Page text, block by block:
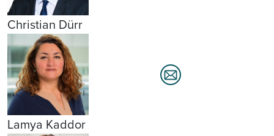
Christian Dürr
Lamya Kaddor